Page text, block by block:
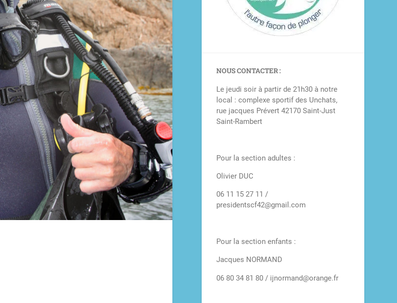
NOUS CONTACTER :
Le jeudi soir à partir de 21h30 à notre
local : complexe sportif des Unchats,
rue jacques Prévert 42170 Saint-Just
Saint-Rambert
Pour la section adultes :
Olivier DUC
06 11 15 27 11 /
presidentscf42@gmail.com
Pour la section enfants :
Jacques NORMAND
06 80 34 81 80 / ijnormand@orange.fr